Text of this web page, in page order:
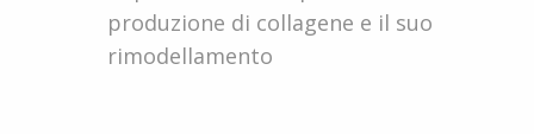
produzione di collagene e il suo
rimodellamento